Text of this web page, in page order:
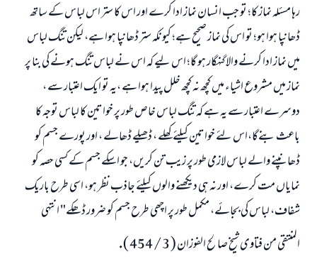
رہا مسئلہ نماز كا؛ تو جب انسان نماز ادا كرے اور اس كا ستر اس لباس كے ساتھ
ڈھانپا ہوا ہو؛ تو اس كى نماز صحيح ہے؛ كيونكہ ستر ڈھانپا ہوا ہے، ليكن تنگ لباس
ميں نماز ادا كرنے والا گنہگار ہو گا؛ اس ليے كہ اس نے لباس تنگ ہونے كى بنا پر
نماز ميں مشروع اشياء ميں كچھ نہ كچھ خلل پيدا ہوا ہے ،یہ تو ایک اعتبار سے ،
دوسرے اعتبار سے یہ ہے کہ تنگ لباس خاص طور پر خواتین کا لباس توجہ كا
باعث بنےگا،اس لئے خواتین کیلئے کھلے ، ڈھیلے ڈھالے ، اور پورے جسم کو
ڈھانپنے والے لباس لازمی طور پر زیب تن کریں، جو اسکے جسم کے کسی حصہ کو
نمایاں مت کرے، اور نہ ہی دیکھنے والوں کیلئے جاذب نظر ہو، اسی طرح باریک
شفاف، لباس کی بجائے، مکمل طور پر اچھی طرح جسم کو ضرور ڈھکے" انتہى
المنتقى من فتاوى شيخ صالح الفوزان ( 3 / 454 ) .